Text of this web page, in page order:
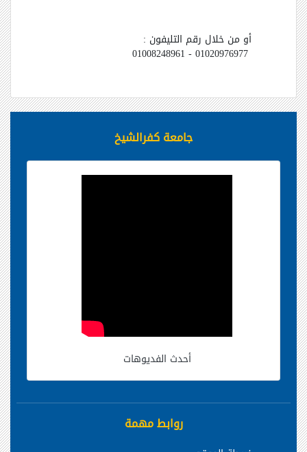
أو من خلال رقم التليفون :
01008248961 -
جامعة كفرالشيخ
أحدث الفديوهات
روابط مهمة